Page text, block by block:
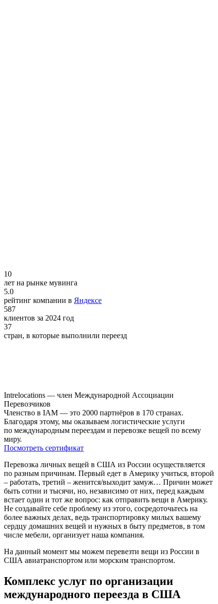
10
лет на рынке мувинга
5.0
рейтинг компании в Яндексе
587
клиентов за 2024 год
37
стран, в которые выполнили переезд
Intrelocations — член Международной Ассоциации
Перевозчиков
Членство в IAM — это 2000 партнёров в 170 странах.
Благодаря этому, мы оказываем логистические услуги
по международным переездам и перевозке вещей по всему
миру.
Посмотреть сертификат
Перевозка личных вещей в США из России осуществляется
по разным причинам. Первый едет в Америку учиться, второй
– работать, третий – женится/выходит замуж… Причин может
быть сотни и тысячи, но, независимо от них, перед каждым
встает один и тот же вопрос: как отправить вещи в Америку.
Не создавайте себе проблему из этого, сосредоточьтесь на
более важных делах, ведь транспортировку милых вашему
сердцу домашних вещей и нужных в быту предметов, в том
числе мебели, организует наша компания.
На данный момент мы можем перевезти вещи из России в
США авиатранспортом или морским транспортом.
Комплекс услуг по организации
международного переезда в США